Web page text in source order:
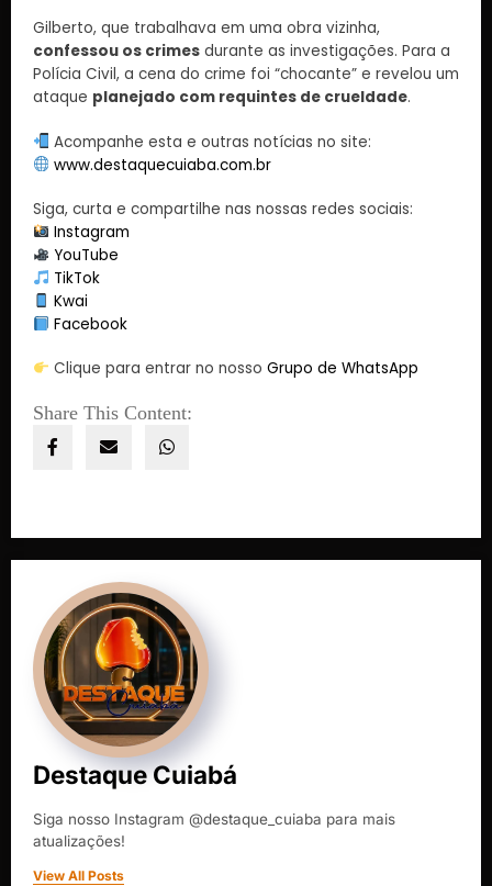
Gilberto, que trabalhava em uma obra vizinha,
confessou os crimes durante as investigações. Para a
Polícia Civil, a cena do crime foi “chocante” e revelou um
ataque planejado com requintes de crueldade.
Acompanhe esta e outras notícias no site:
www.destaquecuiaba.com.br
Siga, curta e compartilhe nas nossas redes sociais:
Instagram
YouTube
TikTok
Kwai
Facebook
Clique para entrar no nossoGrupo de WhatsApp
Share This Content:
Destaque Cuiabá
Siga nosso Instagram @destaque_cuiaba para mais
atualizações!
View All Posts